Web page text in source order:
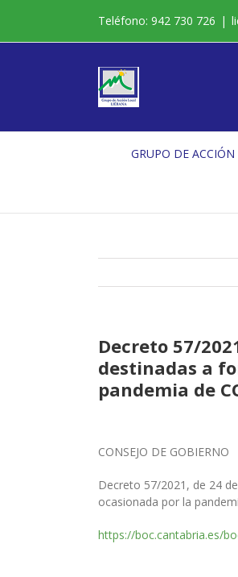
contenido
Teléfono: 942 730 726 |
GRUPO DE ACCIÓN
Decreto 57/
destinadas a
pandemia de
CONSEJO DE GOBIERNO
Decreto 57/2021, de 24
ocasionada por la
https://boc.cantabria.es/